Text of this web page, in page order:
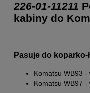
226-01-11211
kabiny do
Pasuje do koparko-
Komatsu WB93 -
Komatsu WB97 -